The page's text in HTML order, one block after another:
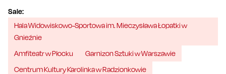
Sale:
Hala Widowiskowo-Sportowa im. Mieczysława Łopatki w
Gnieźnie
Amfiteatr w Płocku
Garnizon Sztuki w Warszawie
Centrum Kultury Karolinka w Radzionkowie